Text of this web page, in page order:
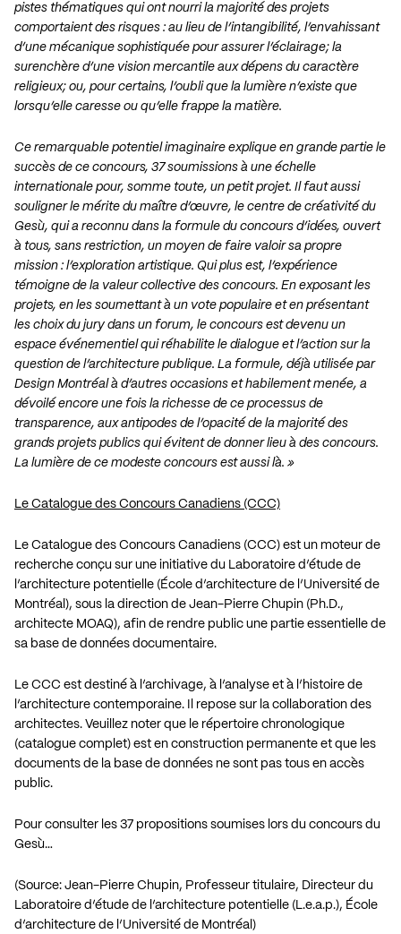
pistes thématiques qui ont nourri la majorité des projets
comportaient des risques : au lieu de l’intangibilité, l’envahissant
d’une mécanique sophistiquée pour assurer l’éclairage; la
surenchère d’une vision mercantile aux dépens du caractère
religieux; ou, pour certains, l’oubli que la lumière n’existe que
lorsqu’elle caresse ou qu’elle frappe la matière.
Ce remarquable potentiel imaginaire explique en grande partie le
succès de ce concours, 37 soumissions à une échelle
internationale pour, somme toute, un petit projet. Il faut aussi
souligner le mérite du maître d’œuvre, le centre de créativité du
Gesù, qui a reconnu dans la formule du concours d’idées, ouvert
à tous, sans restriction, un moyen de faire valoir sa propre
mission : l’exploration artistique. Qui plus est, l’expérience
témoigne de la valeur collective des concours. En exposant les
projets, en les soumettant à un vote populaire et en présentant
les choix du jury dans un forum, le concours est devenu un
espace événementiel qui réhabilite le dialogue et l’action sur la
question de l’architecture publique. La formule, déjà utilisée par
Design Montréal à d’autres occasions et habilement menée, a
dévoilé encore une fois la richesse de ce processus de
transparence, aux antipodes de l’opacité de la majorité des
grands projets publics qui évitent de donner lieu à des concours.
La lumière de ce modeste concours est aussi là. »
Le Catalogue des Concours Canadiens (CCC)
Le Catalogue des Concours Canadiens (CCC) est un moteur de
recherche conçu sur une initiative du Laboratoire d’étude de
l’architecture potentielle (École d’architecture de l’Université de
Montréal), sous la direction de Jean-Pierre Chupin (Ph.D.,
architecte MOAQ), afin de rendre public une partie essentielle de
sa base de données documentaire.
Le CCC est destiné à l’archivage, à l’analyse et à l’histoire de
l’architecture contemporaine. Il repose sur la collaboration des
architectes. Veuillez noter que le répertoire chronologique
(catalogue complet) est en construction permanente et que les
documents de la base de données ne sont pas tous en accès
public.
Pour consulter les 37 propositions soumises lors du concours du
Gesù…
(Source: Jean-Pierre Chupin, Professeur titulaire, Directeur du
Laboratoire d’étude de l’architecture potentielle (L.e.a.p.), École
d’architecture de l’Université de Montréal)